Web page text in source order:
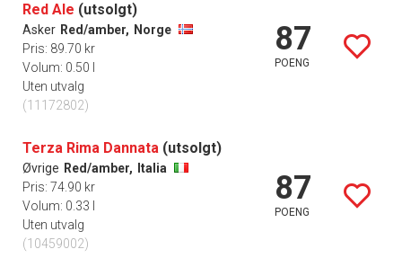
Red Ale (utsolgt)
Asker Red/amber, Norge
Pris: 89.70 kr
Volum: 0.50 l
Uten utvalg
(11172802)
87
POENG
Terza Rima Dannata (utsolgt)
Øvrige Red/amber,
Italia
Pris: 74.90 kr
Volum: 0.33 l
Uten utvalg
(10459002)
87
POENG